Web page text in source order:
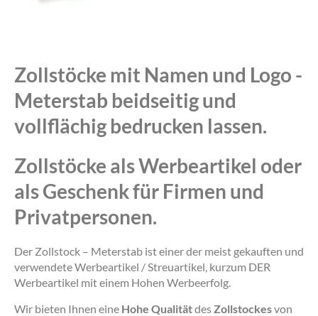
Zollstöcke mit Namen und Logo -
Meterstab beidseitig und
vollflächig bedrucken lassen.
Zollstöcke als Werbeartikel oder
als Geschenk für Firmen und
Privatpersonen.
Der Zollstock – Meterstab ist einer der meist gekauften und
verwendete Werbeartikel / Streuartikel, kurzum DER
Werbeartikel mit einem Hohen Werbeerfolg.
Wir bieten Ihnen eine Hohe Qualitätdes Zollstockesvon